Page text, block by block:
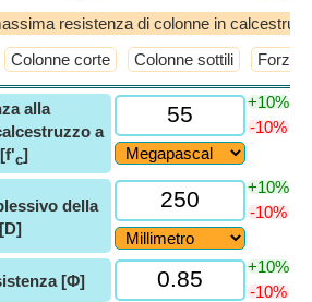
resistenza di colonne in
Colonne corte Colonne sottili Forza
alla
a
c]
+10%
-10%
della
+10%
-10%
[Φ]
+10%
-10%